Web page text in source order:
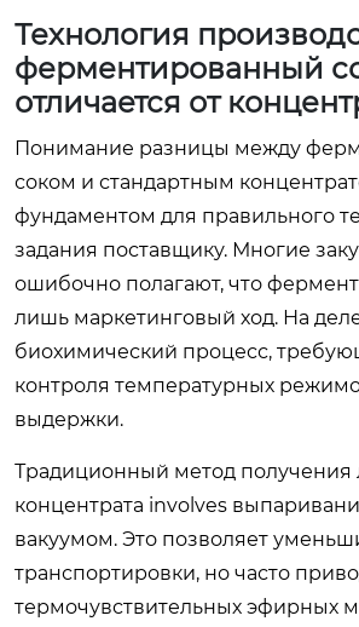
Технология
ферментированный
отличается от
Понимание разницы между
соком и стандартным
фундаментом для правильного
задания поставщику. Многие
ошибочно полагают, что
лишь маркетинговый ход. На
биохимический процесс,
контроля температурных
выдержки.
Традиционный метод получения
концентрата involves
вакуумом. Это позволяет
транспортировки, но часто
термочувствительных эфирных